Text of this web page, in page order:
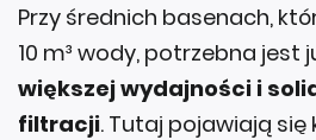
Przy średnich basenach,
10 m³ wody, potrzebna jest
większej wydajności i
filtracji. Tutaj pojawiają